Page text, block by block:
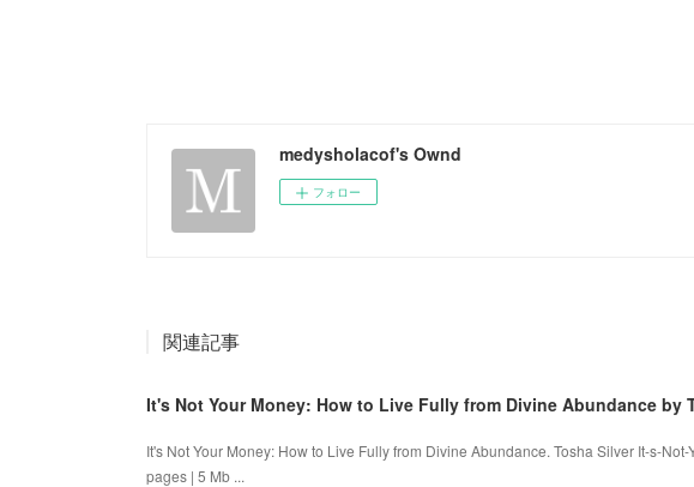
medysholacof's Ownd
フォロー
関連記事
It's Not Your Money: How to Live Fully from Divine Abundance by
It's Not Your Money: How to Live Fully from Divine Abundance. Tosha Silver It-s-
pages | 5 Mb ...